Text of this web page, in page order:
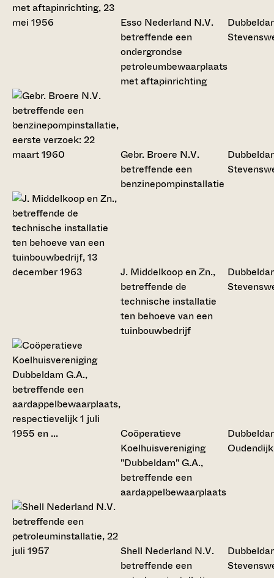
Esso Nederland N.V.
betreffende een
ondergrondse
petroleumbewaarplaats
met aftapinrichting
Gebr. Broere N.V.
betreffende een
benzinepompinstallatie
J. Middelkoop en Zn.,
betreffende de
technische installatie
ten behoeve van een
tuinbouwbedrijf
Coöperatieve
Koelhuisvereniging
"Dubbeldam" G.A.,
betreffende een
aardappelbewaarplaats
Shell Nederland N.V.
betreffende een